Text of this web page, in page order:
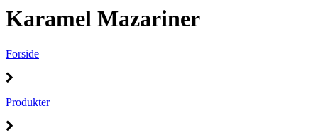
Karamel Mazariner
Forside
Produkter